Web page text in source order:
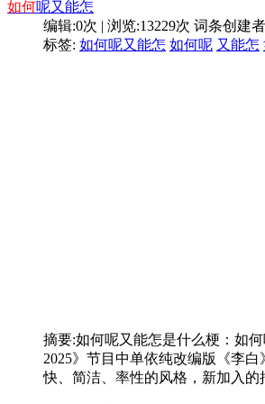
如何呢又能怎
编辑:0次 | 浏览:13229次 词条创建
标签: 如何呢又能怎 如何呢 又能怎
摘要:如何呢又能怎是什么梗：如
2025》节目中单依纯改编版《李
快、简洁、率性的风格，新加入的